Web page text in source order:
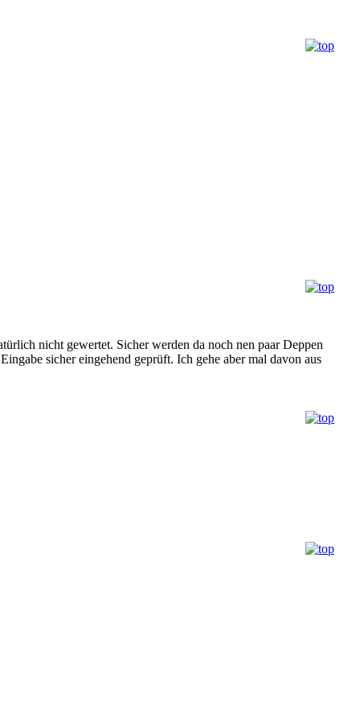
nicht gewertet. Sicher werden da noch nen paar Deppen
sicher eingehend geprüft. Ich gehe aber mal davon aus